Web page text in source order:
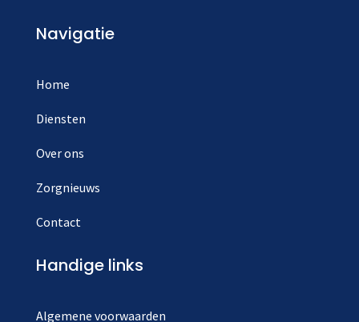
Navigatie
Home
Diensten
Over ons
Zorgnieuws
Contact
Handige links
Algemene voorwaarden